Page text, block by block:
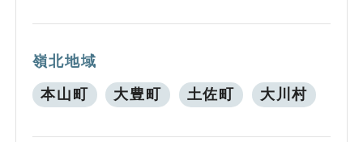
嶺北地域
本山町 大豊町 土佐町 大川村